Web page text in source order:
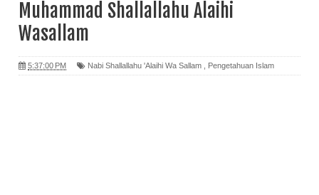
Muhammad Shallallahu Alaihi
Wasallam
5:37:00 PM Nabi Shallallahu 'Alaihi Wa Sallam Pengetahuan Islam